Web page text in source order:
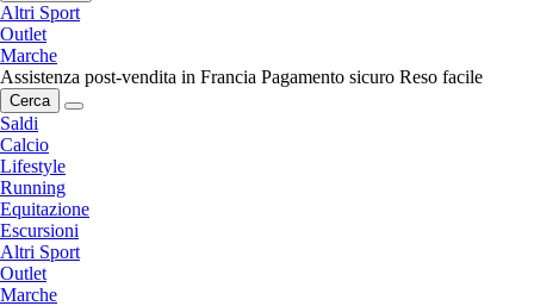
Altri Sport
Outlet
Marche
Assistenza post-vendita in Francia Pagamento sicuro Reso facile
Cerca
Saldi
Calcio
Lifestyle
Running
Equitazione
Escursioni
Altri Sport
Outlet
Marche